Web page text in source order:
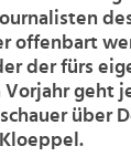
offenbart
der fürs
geht
über